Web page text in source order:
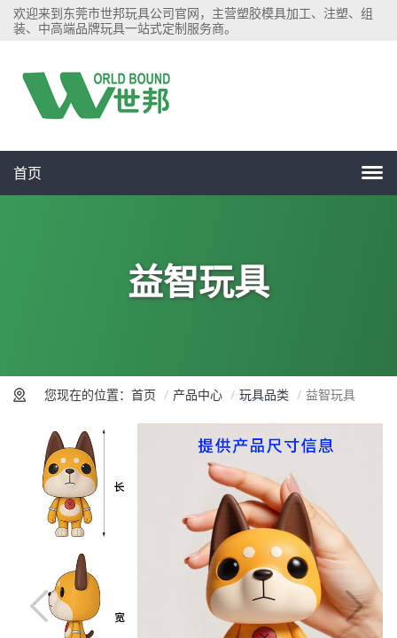
欢迎来到东莞市世邦玩具公司官网，主营塑胶模具加工、注塑、组
装、中高端品牌玩具一站式定制服务商。
首页
益智玩具
您现在的位置： 首页 产品中心 玩具品类 益智玩具